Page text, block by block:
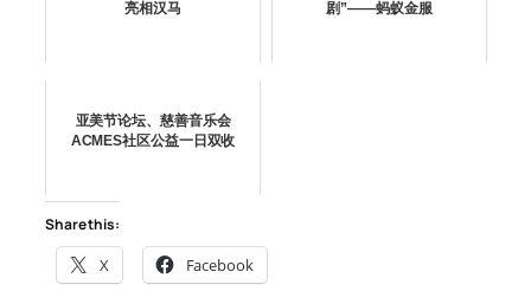
亮相汉马 剧”——蚂蚁金服
亚美节论坛、慈善音乐会
ACMES社区公益一日双收
Share this:
X Facebook